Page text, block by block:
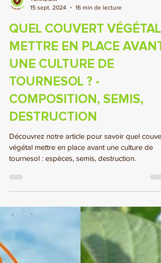
TERREOM
16 min de lecture
QUEL COUVERT VÉGÉTAL
METTRE EN PLACE AVANT
UNE CULTURE DE
TOURNESOL ? -
COMPOSITION, SEMIS,
DESTRUCTION
Découvrez notre article pour savoir quel
végétal mettre en place avant une culture de